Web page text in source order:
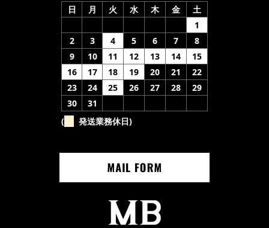
日
月 火 水 木 金
土
1
2
3 4 5 6 7
8
9
10 11 12 13 14
15
16
17 18 19 20 21
22
23
24 25 26 27 28
29
30
31
(
発送業務休日)